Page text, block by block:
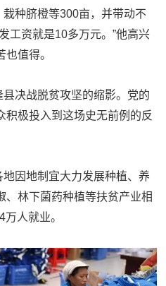
种脐橙等300亩，并带动不
工资就是10多万元。”他高兴
值得。
决战脱贫攻坚的缩影。党的
积极投入到这场史无前例的反
因地制宜大力发展种植、养
、林下菌药种植等扶贫产业相
人就业。